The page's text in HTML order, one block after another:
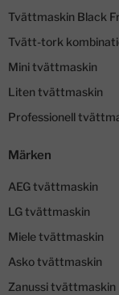
Tvättmaskin Black
Tvätt-tork
Mini tvättmaskin
Liten tvättmaskin
Professionell
Märken
AEG tvättmaskin
LG tvättmaskin
Miele tvättmaskin
Asko tvättmaskin
Zanussi tvättmaskin